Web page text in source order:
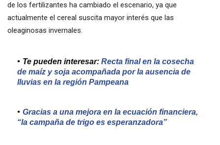
de los fertilizantes ha cambiado el escenario, ya que
actualmente el cereal suscita mayor interés que las
oleaginosas invernales.
Te pueden interesar: Recta final en la cosecha
de maíz y soja acompañada por la ausencia de
lluvias en la región Pampeana
Gracias a una mejora en la ecuación financiera,
“la campaña de trigo es esperanzadora”